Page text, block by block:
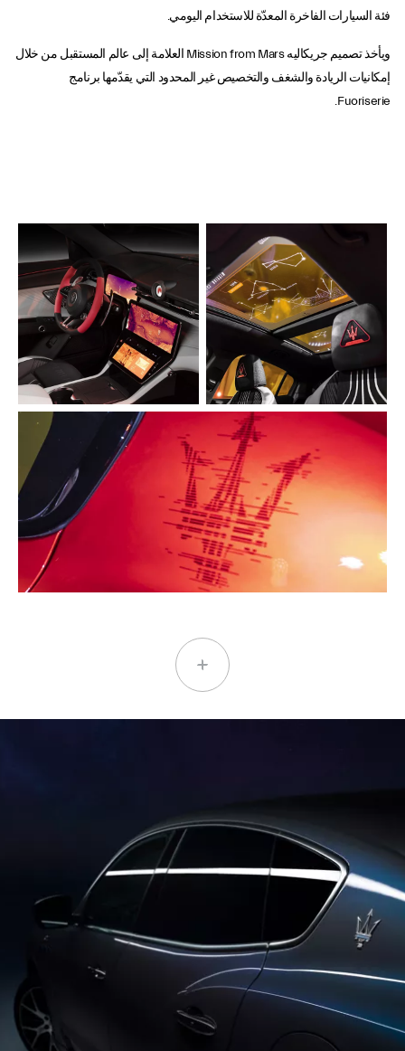
فئة السيارات الفاخرة المعدّة للاستخدام اليومي.
ويأخذ تصميم جريكاليه Mission from Mars العلامة إلى عالم المستقبل من خلال
إمكانيات الريادة والشغف والتخصيص غير المحدود التي يقدّمها برنامج
Fuoriserie.